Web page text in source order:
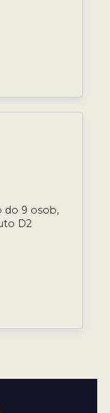
do 9 osob,
D2